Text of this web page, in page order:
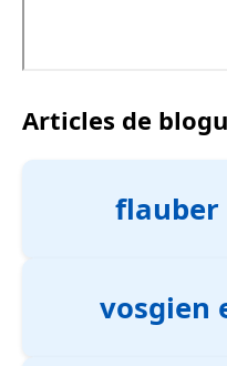
Articles de
flauber
vosgien